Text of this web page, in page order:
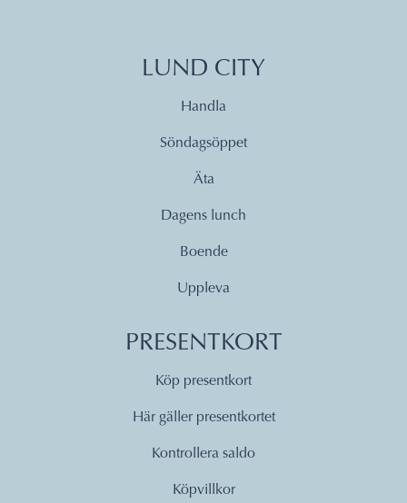
LUND CITY
Handla
Söndagsöppet
Äta
Dagens lunch
Boende
Uppleva
PRESENTKORT
Köp presentkort
Här gäller presentkortet
Kontrollera saldo
Köpvillkor